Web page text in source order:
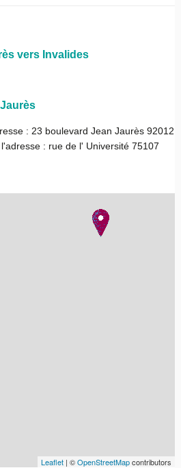
vers Invalides
: 23 boulevard Jean Jaurès 92012
l'adresse : rue de l' Université 75107
Leaflet | ©OpenStreetMapcontributors